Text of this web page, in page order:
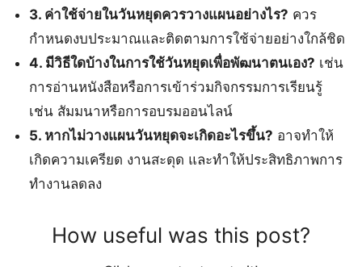
3. ค่าใช้จ่ายในวันหยุดควรวางแผนอย่างไร? ควร
กำหนดงบประมาณและติดตามการใช้จ่ายอย่างใกล้ชิด
4. มีวิธีใดบ้างในการใช้วันหยุดเพื่อพัฒนาตนเอง? เช่น
การอ่านหนังสือหรือการเข้าร่วมกิจกรรมการเรียนรู้
เช่น สัมมนาหรือการอบรมออนไลน์
5. หากไม่วางแผนวันหยุดจะเกิดอะไรขึ้น? อาจทำให้
เกิดความเครียด งานสะดุด และทำให้ประสิทธิภาพการ
ทำงานลดลง
How useful was this post?